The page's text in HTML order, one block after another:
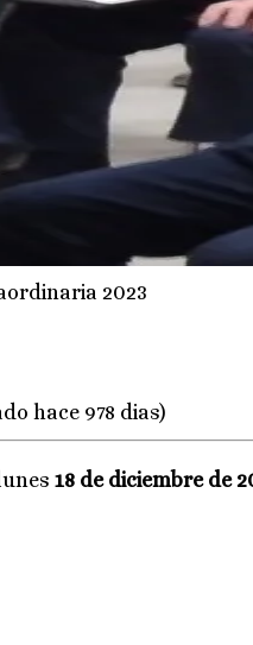
2023
hace 978 dias)
18 de diciembre de